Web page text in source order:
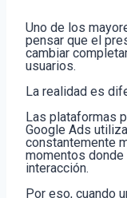
Uno de los
pensar que el
cambiar
usuarios.
La realidad es
Las plataformas
Google Ads
constantemente
momentos
interacción.
Por eso, cuando